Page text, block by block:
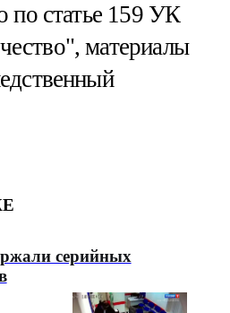
по статье 159 УК
материалы
серийных